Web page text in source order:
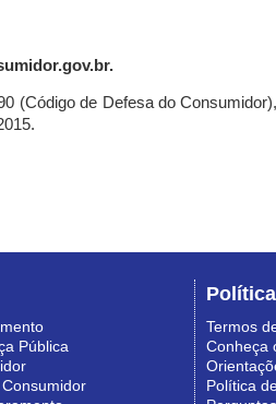
(Código de Defesa do
Pública
Termos
Conheça
Política